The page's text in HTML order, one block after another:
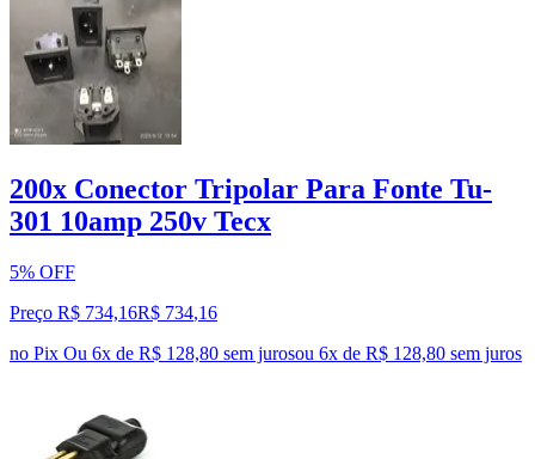
200x Conector Tripolar Para Fonte Tu-
301 10amp 250v Tecx
5% OFF
Preço R$ 734,16R$ 734,16
no Pix Ou 6x de R$ 128,80 sem jurosou 6x de R$ 128,80 sem juros